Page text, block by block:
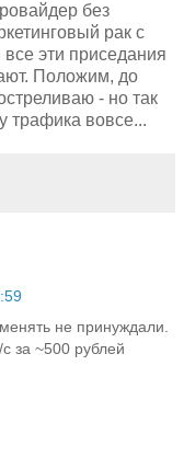
без
рак с
эти приседания
Положим, до
- но так
трафика вовсе...
не принуждали.
за ~500 рублей